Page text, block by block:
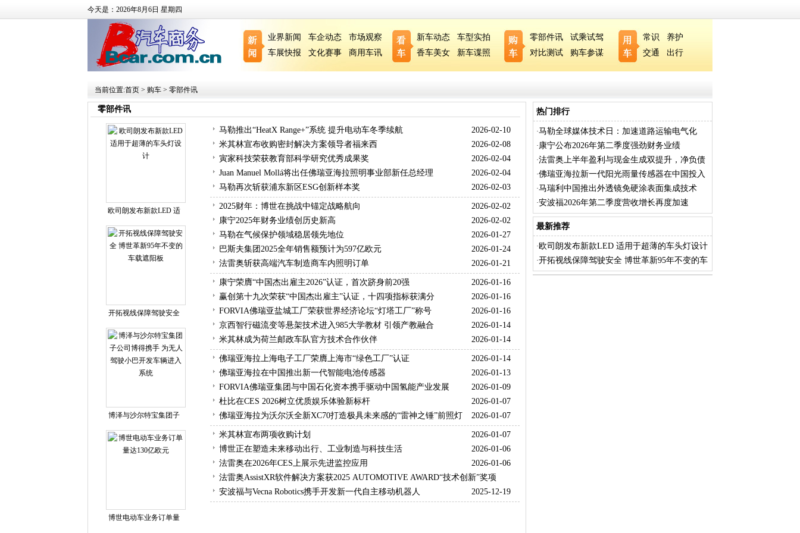
今天是：2026年8月6日 星期四
业界新闻 车企动态
市场观察
车展快报
文化赛事 商用车讯
新车动态
车型实拍
香车美女
新车谍照
零部件讯
试乘试驾
对比测试
购车参谋
常识
养护
交通
出行
当前位置:首页 > 购车 > 零部件讯
零部件讯
欧司朗发布新款LED 适
开拓视线保障驾驶安全
博泽与沙尔特宝集团子
博世电动车业务订单量
马勒推出“HeatX Range+”系统 提升电动车冬季续航
2026-02-10
米其林宣布收购密封解决方案领导者福来西
2026-02-08
寅家科技荣获教育部科学研究优秀成果奖
2026-02-04
Juan Manuel Mollá将出任佛瑞亚海拉照明事业部新任总经理
2026-02-04
马勒再次斩获浦东新区ESG创新样本奖
2026-02-03
2025财年：博世在挑战中锚定战略航向
2026-02-02
康宁2025年财务业绩创历史新高
2026-02-02
马勒在气候保护领域稳居领先地位
2026-01-27
巴斯夫集团2025全年销售额预计为597亿欧元
2026-01-24
法雷奥斩获高端汽车制造商车内照明订单
2026-01-21
康宁荣膺“中国杰出雇主2026”认证，首次跻身前20强
2026-01-16
赢创第十九次荣获“中国杰出雇主”认证，十四项指标获满分
2026-01-16
FORVIA佛瑞亚盐城工厂荣获世界经济论坛“灯塔工厂”称号
2026-01-16
京西智行磁流变等悬架技术进入985大学教材 引领产教融合
2026-01-14
米其林成为荷兰邮政车队官方技术合作伙伴
2026-01-14
佛瑞亚海拉上海电子工厂荣膺上海市“绿色工厂”认证
2026-01-14
佛瑞亚海拉在中国推出新一代智能电池传感器
2026-01-13
FORVIA佛瑞亚集团与中国石化资本携手驱动中国氢能产业发展
2026-01-09
杜比在CES 2026树立优质娱乐体验新标杆
2026-01-07
佛瑞亚海拉为沃尔沃全新XC70打造极具未来感的“雷神之锤”前照灯
2026-01-07
米其林宣布两项收购计划
2026-01-07
博世正在塑造未来移动出行、工业制造与科技生活
2026-01-06
法雷奥在2026年CES上展示先进监控应用
2026-01-06
法雷奥AssistXR软件解决方案获2025 AUTOMOTIVE AWARD“技术创新”奖项
2025-12-25
安波福与Vecna Robotics携手开发新一代自主移动机器人 2025-12-19
热门排行
·马勒全球媒体技术日：加速道路运输电气化
·康宁公布2026年第二季度强劲财务业绩
·法雷奥上半年盈利与现金生成双提升，净负债
下降
·佛瑞亚海拉新一代阳光雨量传感器在中国投入
量
·马瑞利中国推出外透镜免硬涂表面集成技术
·安波福2026年第二季度营收增长再度加速
最新推荐
·欧司朗发布新款LED 适用于超薄的车头灯设计
·开拓视线保障驾驶安全 博世革新95年不变的车